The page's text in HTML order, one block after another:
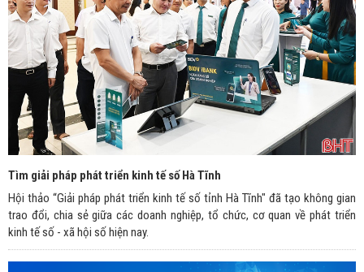
Tìm giải pháp phát triển kinh tế số Hà Tĩnh
Hội thảo “Giải pháp phát triển kinh tế số tỉnh Hà Tĩnh" đã tạo không gian
trao đổi, chia sẻ giữa các doanh nghiệp, tổ chức, cơ quan về phát triển
kinh tế số - xã hội số hiện nay.